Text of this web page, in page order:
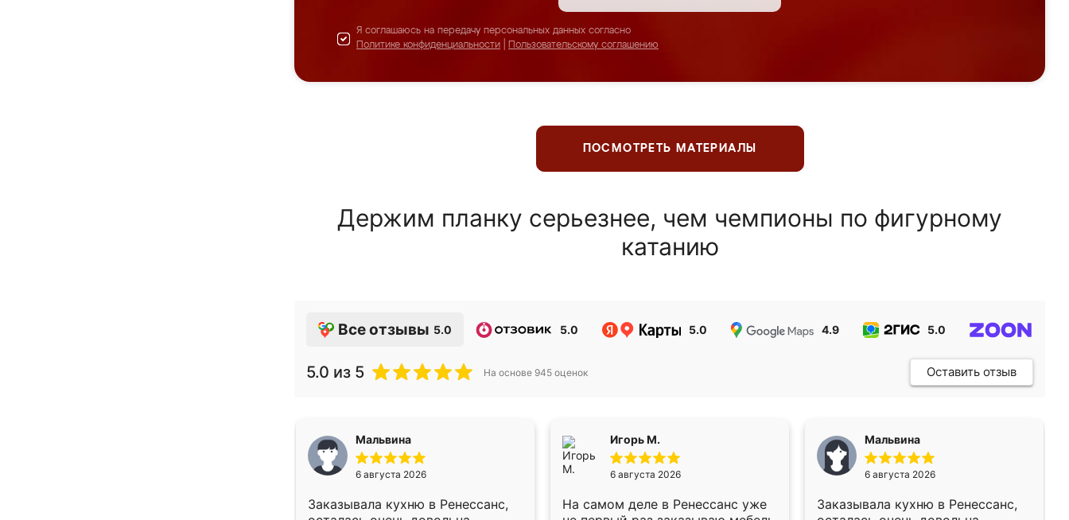
Я соглашаюсь на передачу персональных данных согласно
Политике конфиденциальности
Пользовательскому соглашению
ПОСМОТРЕТЬ МАТЕРИАЛЫ
Держим планку серьезнее, чем чемпионы по фигурному
катанию
Все отзывы 5.0 5.0 5.0 4.9 5.0
5.0 из 5 На основе 945 оценок Оставить отзыв
Мальвина
6 августа 2026
Заказывала кухню в Ренессанс,
Игорь М.
6 августа 2026
На самом деле в Ренессанс уже
Мальвина
6 августа 2026
Заказывала кухню в Ренессанс,